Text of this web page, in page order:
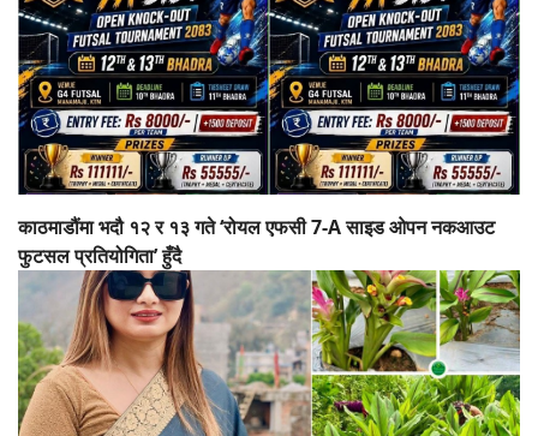
काठमाडौंमा भदौ १२ र १३ गते ‘रोयल एफसी 7-A साइड ओपन नकआउट
फुटसल प्रतियोगिता’ हुँदै